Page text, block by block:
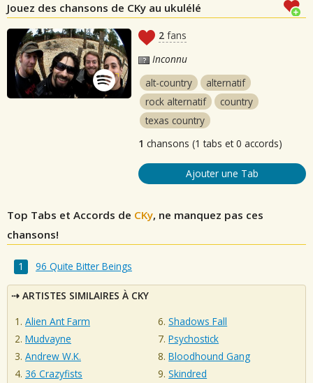
Jouez des chansons de CKy au ukulélé
2 fans
Inconnu
alt-country
alternatif
rock alternatif
country
texas country
1 chansons (1 tabs et 0 accords)
Ajouter une Tab
Top Tabs et Accords de CKy, ne manquez pas ces
chansons!
96 Quite Bitter Beings
ARTISTES SIMILAIRES À CKY
Alien Ant Farm
Mudvayne
Andrew W.K.
36 Crazyfists
Shadows Fall
Psychostick
Bloodhound Gang
Skindred